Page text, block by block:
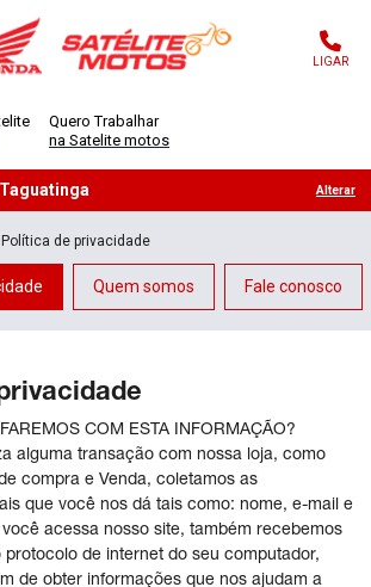
LIGAR
Quero Trabalhar
na Satelite motos
Alterar
Política de privacidade
Quem somos Fale conosco
COM ESTA INFORMAÇÃO?
alguma transação com nossa loja, como
compra e Venda, coletamos as
que você nos dá tais como: nome, e-mail e
acessa nosso site, também recebemos
de internet do seu computador,
de obter informações que nos ajudam a